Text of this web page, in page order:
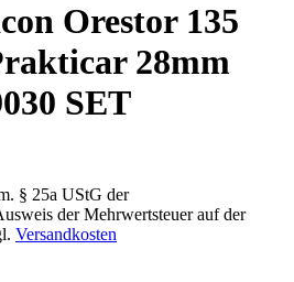
Orestor 135
28mm
SET
§ 25a UStG der
der Mehrwertsteuer auf der
Versandkosten